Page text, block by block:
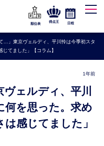
順位表
得点王 日程
…」東京ヴェルディ、平川怜は今季初スタ
てました」【コラム】
1年前
何を思った。求め
感じてました」